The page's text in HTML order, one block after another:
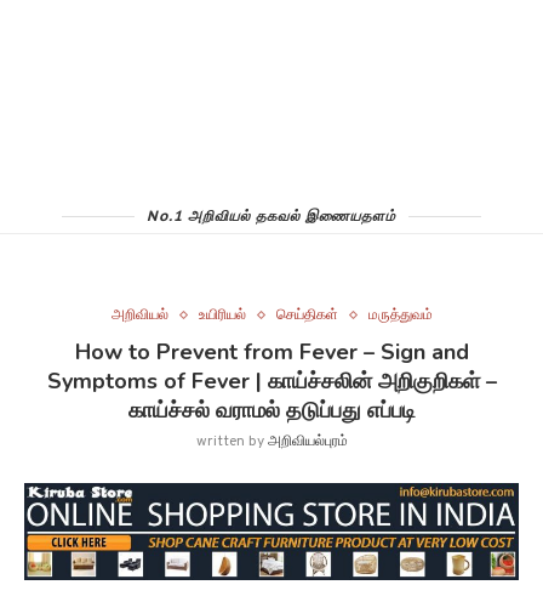
No.1 அறிவியல் தகவல் இணையதளம்
அறிவியல் உயிரியல் செய்திகள் மருத்துவம்
How to Prevent from Fever – Sign and
Symptoms of Fever | காய்ச்சலின் அறிகுறிகள் –
காய்ச்சல் வராமல் தடுப்பது எப்படி
written byஅறிவியல்புரம்